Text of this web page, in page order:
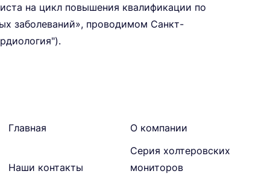
на цикл повышения квалификации по
заболеваний», проводимом Санкт-
Главная О компании
Наши контакты
Серия холтеровских
мониторов